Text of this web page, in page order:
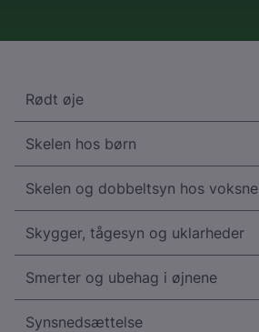
Rødt øje
Skelen hos børn
Skelen og dobbeltsyn hos voksne
Skygger, tågesyn og uklarheder
Smerter og ubehag i øjnene
Synsnedsættelse